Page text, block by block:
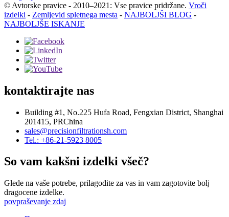
© Avtorske pravice - 2010–2021: Vse pravice pridržane. Vroči
izdelki - Zemljevid spletnega mesta - NAJBOLJŠI BLOG -
NAJBOLJŠE ISKANJE
kontaktirajte nas
Building #1, No.225 Hufa Road, Fengxian District, Shanghai
201415, PRChina
sales@precisionfiltrationsh.com
Tel.: +86-21-5923 8005
So vam kakšni izdelki všeč?
Glede na vaše potrebe, prilagodite za vas in vam zagotovite bolj
dragocene izdelke.
povpraševanje zdaj